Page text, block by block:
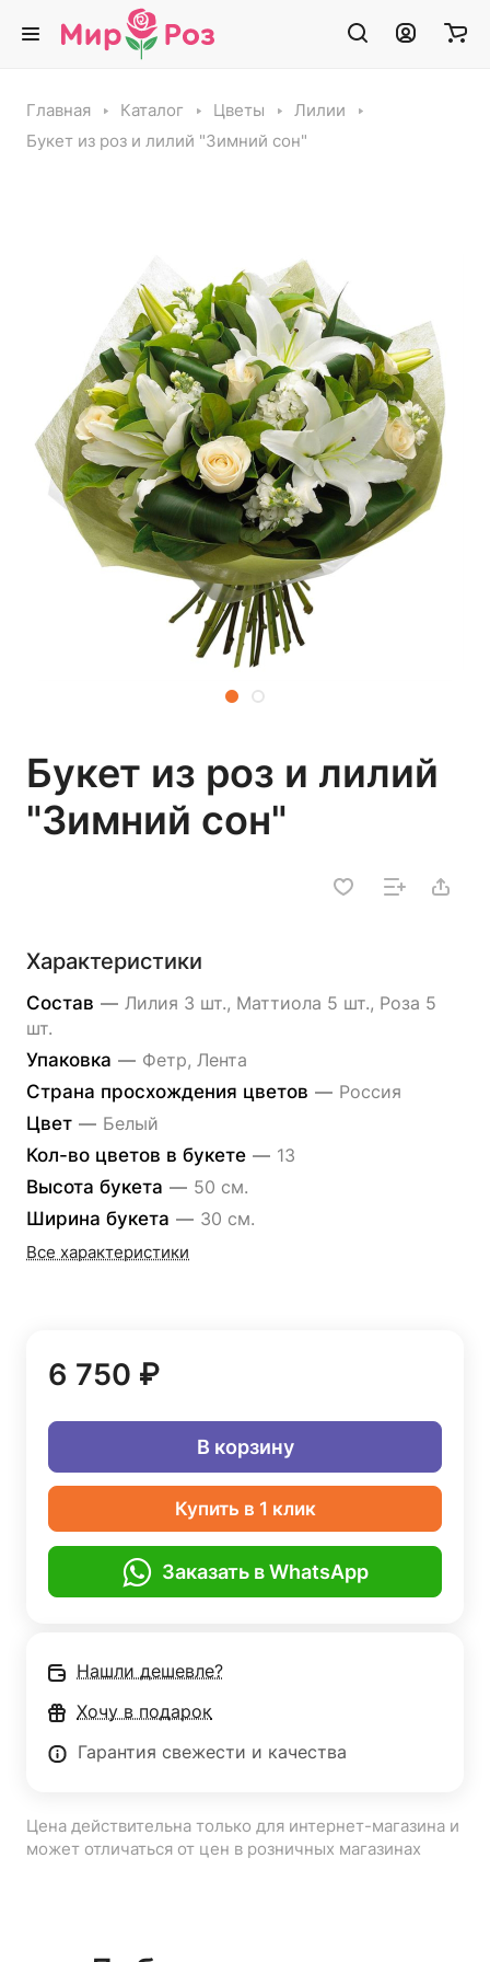
Главная Каталог Цветы
Лилии
Букет из роз и лилий "Зимний сон"
Букет из роз и лилий
"Зимний сон"
Характеристики
Состав — Лилия 3 шт., Маттиола 5 шт., Роза 5
шт.
Упаковка — Фетр, Лента
Страна просхождения цветов — Россия
Цвет — Белый
Кол-во цветов в букете — 13
Высота букета — 50 см.
Ширина букета — 30 см.
Все характеристики
6 750 ₽
В корзину
Купить в 1 клик
Заказать в WhatsApp
Нашли дешевле?
Хочу в подарок
Гарантия свежести и качества
Цена действительна только для интернет-магазина и
может отличаться от цен в розничных магазинах